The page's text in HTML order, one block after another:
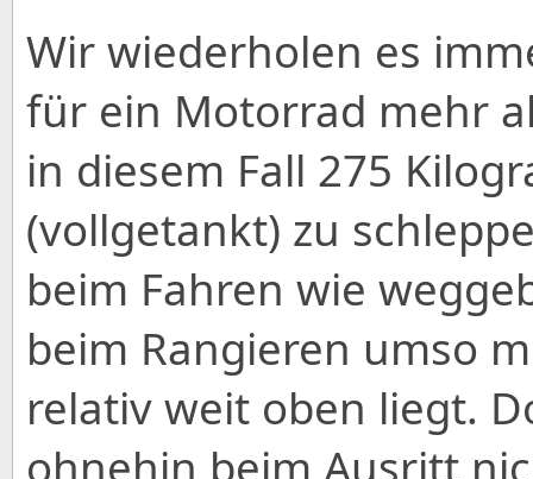
Wir wiederholen es
für ein Motorrad mehr
in diesem Fall 275
(vollgetankt) zu
beim Fahren wie
beim Rangieren umso
relativ weit oben liegt.
ohnehin beim Ausritt